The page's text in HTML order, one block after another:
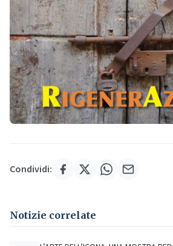
Condividi:
Notizie correlate